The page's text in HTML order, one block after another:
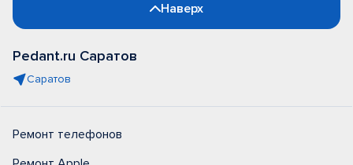
Наверх
Pedant.ru Саратов
Саратов
Ремонт телефонов